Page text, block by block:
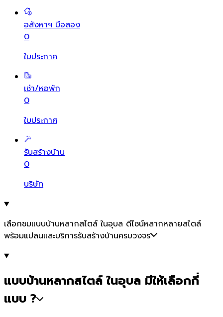
อสังหาฯ มือสอง
0
ใบประกาศ
เช่า/หอพัก
0
ใบประกาศ
รับสร้างบ้าน
0
บริษัท
เลือกชมแบบบ้านหลากสไตล์ ในอุบล ดีไซน์หลากหลายสไตล์
พร้อมแปลนและบริการรับสร้างบ้านครบวงจร
แบบบ้านหลากสไตล์ ในอุบล มีให้เลือกกี่
แบบ ?